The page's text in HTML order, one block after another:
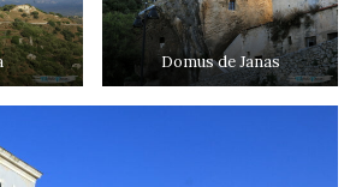
Domus de Janas